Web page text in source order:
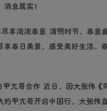
息属实！
享浓浓春意 清明时节，春意
春日美景，感受美好生活。春
亢哥合作 近日，因大张伟《
的甲亢哥开启中国行。大张伟